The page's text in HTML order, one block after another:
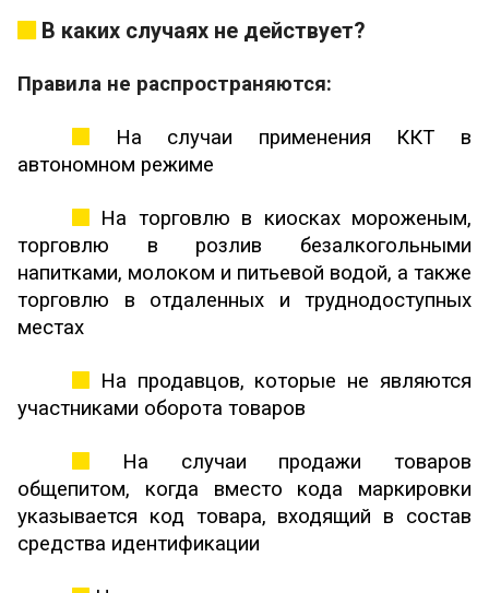
В каких случаях не действует?
Правила не распространяются:
На случаи применения ККТ в
автономном режиме
На торговлю в киосках мороженым,
торговлю в розлив безалкогольными
напитками, молоком и питьевой водой, а также
торговлю в отдаленных и труднодоступных
местах
На продавцов, которые не являются
участниками оборота товаров
На случаи продажи товаров
общепитом, когда вместо кода маркировки
указывается код товара, входящий в состав
средства идентификации